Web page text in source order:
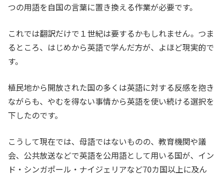
つの用語を自国の言葉に置き換える作業が必要です。
これでは翻訳だけで１世紀は要するかもしれません。つま
るところ、はじめから英語で学んだ方が、よほど現実的で
す。
植民地から開放された国の多くは英語に対する反感を抱き
ながらも、やむを得ない事情から英語を使い続ける選択を
下したのです。
こうして現在では、母語ではないものの、教育機関や議
会、公共放送などで英語を公用語として用いる国が、イン
ド・シンガポール・ナイジェリアなど70カ国以上に及ん